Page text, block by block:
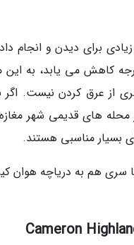
اگرچه در ماه های زمستان به حدود 15
از عرق کردن نیست.
های قدیمی شهر
بسیار مناسبی هستند.